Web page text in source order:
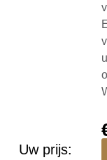
Uw prijs: